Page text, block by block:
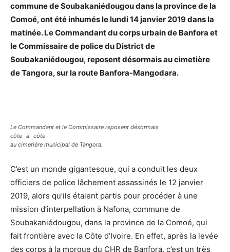
commune de Soubakaniédougou dans la province de la
Comoé, ont été inhumés le lundi 14 janvier 2019 dans la
matinée. Le Commandant du corps urbain de Banfora et
le Commissaire de police du District de
Soubakaniédougou, reposent désormais au cimetière
de Tangora, sur la route Banfora-Mangodara.
Le Commandant et le Commissaire reposent désormais
côte- à- côte
au cimetière municipal de Tangora.
C’est un monde gigantesque, qui a conduit les deux
officiers de police lâchement assassinés le 12 janvier
2019, alors qu’ils étaient partis pour procéder à une
mission d’interpellation à Nafona, commune de
Soubakaniédougou, dans la province de la Comoé, qui
fait frontière avec la Côte d’Ivoire. En effet, après la levée
des corps à la morgue du CHR de Banfora, c’est un très